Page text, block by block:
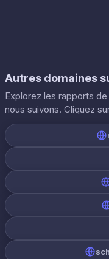
Autres domaines
Explorez les rapports
nous suivons. Cliquez